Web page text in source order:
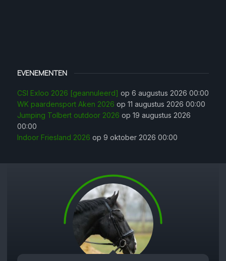
EVENEMENTEN
CSI Exloo 2026 [geannuleerd] op 6 augustus 2026 00:00
WK paardensport Aken 2026 op 11 augustus 2026 00:00
Jumping Tolbert outdoor 2026 op 19 augustus 2026
00:00
Indoor Friesland 2026 op 9 oktober 2026 00:00